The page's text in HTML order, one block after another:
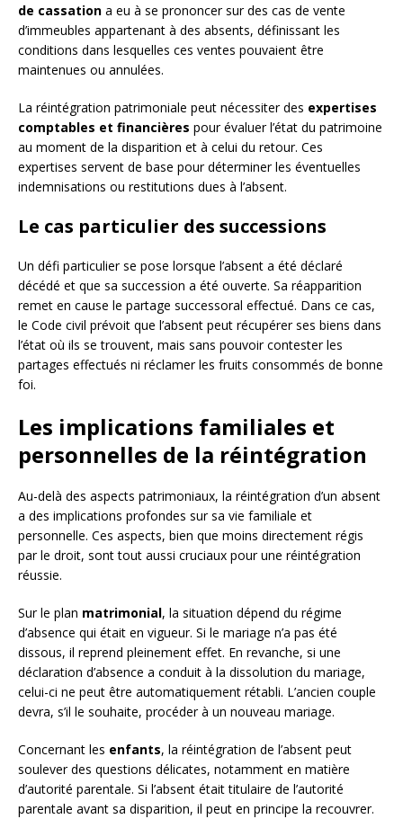
de cassation a eu à se prononcer sur des cas de vente
d’immeubles appartenant à des absents, définissant les
conditions dans lesquelles ces ventes pouvaient être
maintenues ou annulées.
La réintégration patrimoniale peut nécessiter des expertises
comptables et financières pour évaluer l’état du patrimoine
au moment de la disparition et à celui du retour. Ces
expertises servent de base pour déterminer les éventuelles
indemnisations ou restitutions dues à l’absent.
Le cas particulier des successions
Un défi particulier se pose lorsque l’absent a été déclaré
décédé et que sa succession a été ouverte. Sa réapparition
remet en cause le partage successoral effectué. Dans ce cas,
le Code civil prévoit que l’absent peut récupérer ses biens dans
l’état où ils se trouvent, mais sans pouvoir contester les
partages effectués ni réclamer les fruits consommés de bonne
foi.
Les implications familiales et
personnelles de la réintégration
Au-delà des aspects patrimoniaux, la réintégration d’un absent
a des implications profondes sur sa vie familiale et
personnelle. Ces aspects, bien que moins directement régis
par le droit, sont tout aussi cruciaux pour une réintégration
réussie.
Sur le plan matrimonial, la situation dépend du régime
d’absence qui était en vigueur. Si le mariage n’a pas été
dissous, il reprend pleinement effet. En revanche, si une
déclaration d’absence a conduit à la dissolution du mariage,
celui-ci ne peut être automatiquement rétabli. L’ancien couple
devra, s’il le souhaite, procéder à un nouveau mariage.
Concernant les enfants, la réintégration de l’absent peut
soulever des questions délicates, notamment en matière
d’autorité parentale. Si l’absent était titulaire de l’autorité
parentale avant sa disparition, il peut en principe la recouvrer.